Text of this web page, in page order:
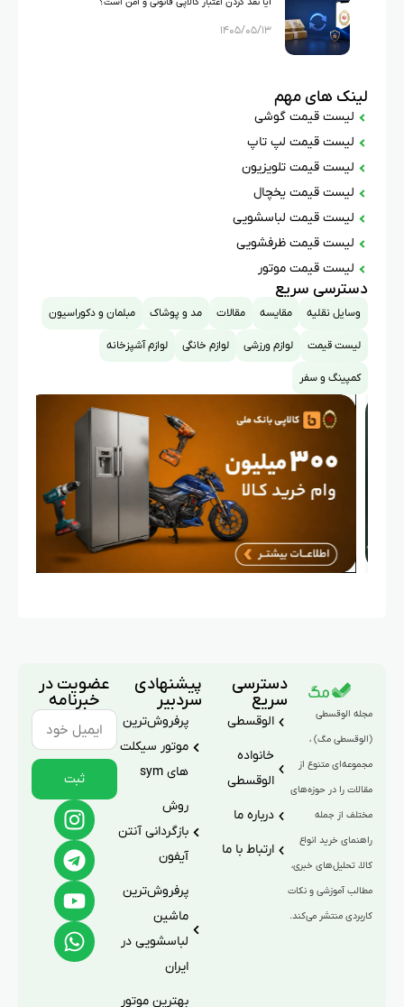
۱۴۰۵/۰۵/۱۳
لینک های مهم
لیست قیمت گوشی
لیست قیمت لپ تاپ
لیست قیمت تلویزیون
لیست قیمت یخچال
لیست قیمت لباسشویی
لیست قیمت ظرفشویی
لیست قیمت موتور
دسترسی سریع
وسایل نقلیه مقایسه مقالات مد و پوشاک مبلمان و دکوراسیون
لیست قیمت لوازم ورزشی لوازم خانگی لوازم آشپزخانه
کمپینگ و سفر
مجله الوقسطی
(الوقسطی مگ) ،
مجموعه‌ای متنوع از
مقالات را در حوزه‌های
مختلف از جمله
راهنمای خرید انواع
کالا، تحلیل‌های خبری،
مطالب آموزشی و نکات
کاربردی منتشر می‌کند.
دسترسی
سریع
الوقسطی
خانواده
الوقسطی
درباره ما
ارتباط با ما
پیشنهادی
سردبیر
پرفروش‌ترین
موتور سیکلت
های sym
روش
بازگردانی آنتن
آیفون
پرفروش‌ترین
ماشین
لباسشویی در
ایران
بهترین موتور
عضویت در
خبرنامه
ثبت